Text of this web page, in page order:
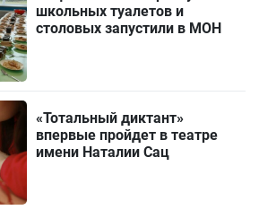
школьных туалетов и
столовых запустили в МОН
«Тотальный диктант»
впервые пройдет в театре
имени Наталии Сац